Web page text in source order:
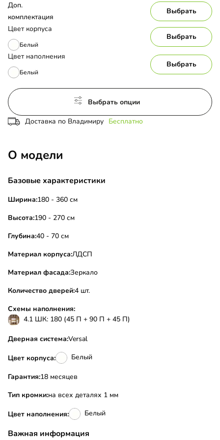
Цвет корпуса
Белый
Выбрать
Цвет наполнения
Белый
Выбрать
Доп.
комплектация
Выбрать
Выбрать опции
Доставка по Владимиру Бесплатно
О модели
Базовые характеристики
Ширина:180 - 360 см
Высота:190 - 270 см
Глубина:40 - 70 см
Материал корпуса:ЛДСП
Материал фасада:Зеркало
Количество дверей:4 шт.
Схемы наполнения:
4.1 ШК: 180 (45 П + 90 П + 45 П)
Дверная система:Versal
Цвет корпуса: Белый
Гарантия:18 месяцев
Тип кромки:на всех деталях 1 мм
Цвет наполнения: Белый
Важная информация